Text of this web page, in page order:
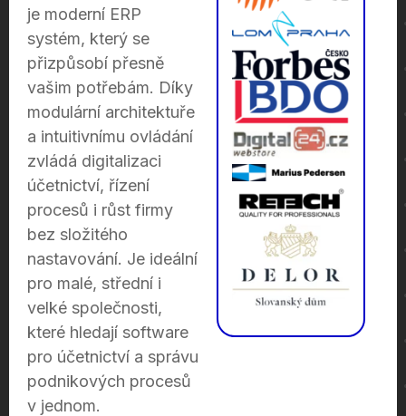
je moderní ERP
systém, který se
přizpůsobí přesně
vašim potřebám. Díky
modulární architektuře
a intuitivnímu ovládání
zvládá digitalizaci
účetnictví, řízení
procesů i růst firmy
bez složitého
nastavování. Je ideální
pro malé, střední i
velké společnosti,
které hledají software
pro účetnictví a správu
podnikových procesů
v jednom.